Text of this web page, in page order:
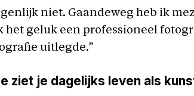
niet. Gaandeweg heb ik
het geluk een professioneel
uitlegde.”
ziet je dagelijks leven als